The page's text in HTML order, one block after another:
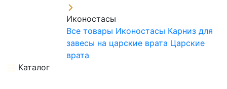
Иконостасы
Все товары Иконостасы Карниз для
завесы на царские врата Царские
врата
Каталог